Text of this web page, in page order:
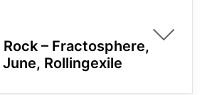
Rock – Fractosphere,
Rollingexile